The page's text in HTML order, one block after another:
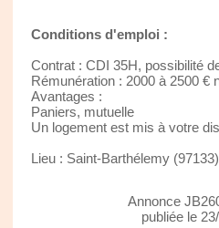
Conditions d'emploi :
Contrat : CDI 35H, possibilité
Rémunération : 2000 à 2500 €
Avantages :
Paniers, mutuelle
Un logement est mis à votre
Lieu : Saint-Barthélemy (97133)
Annonce
publiée le